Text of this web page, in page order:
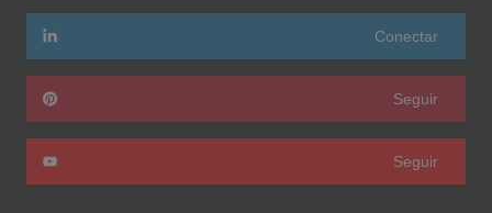
Conectar
Seguir
Seguir